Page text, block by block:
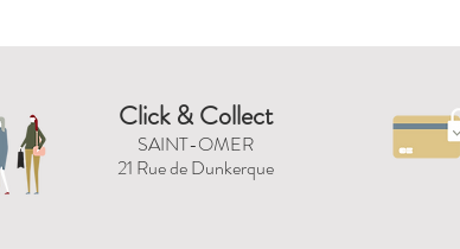
Click & Collect
SAINT-OMER
21 Rue de Dunkerque